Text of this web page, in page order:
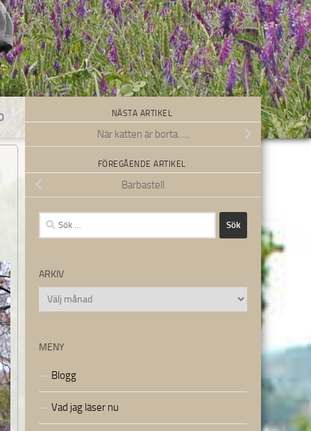
NÄSTA ARTIKEL
När katten är borta…..
FÖREGÅENDE ARTIKEL
Barbastell
Sök
efter:
ARKIV
Arkiv
MENY
Blogg
Vad jag läser nu